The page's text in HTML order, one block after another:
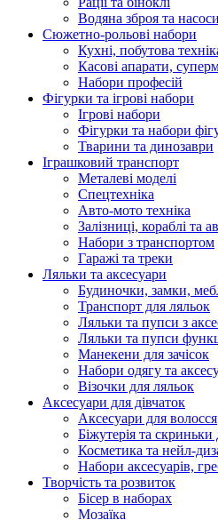
Водяна зброя та насоси
Сюжетно-рольові набори
Кухні, побутова
Касові апарати,
Набори професій
Фігурки та ігрові набори
Ігрові набори
Фігурки та набори
Тварини та динозаври
Іграшковий транспорт
Металеві моделі
Спецтехніка
Авто-мото техніка
Залізниці, кораблі та
Набори з транспортом
Гаражі та треки
Ляльки та аксесуари
Будиночки, замки,
Транспорт для ляльок
Ляльки та пупси з
Ляльки та пупси
Манекени для зачісок
Набори одягу та
Візочки для ляльок
Аксесуари для дівчаток
Аксесуари для волосся
Біжутерія та
Косметика та нейл-
Набори аксесуарів,
Творчість та розвиток
Бісер в наборах
Мозаїка